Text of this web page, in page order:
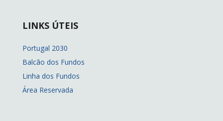
LINKS ÚTEIS
Portugal 2030
Balcão dos Fundos
Linha dos Fundos
Área Reservada